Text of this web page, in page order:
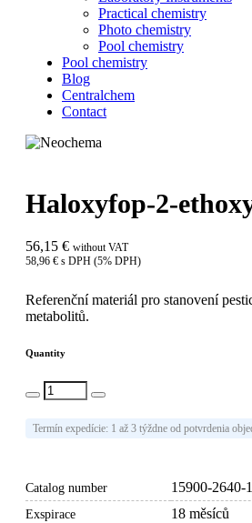
Practical chemistry
Photo chemistry
Pool chemistry
Pool chemistry
Blog
Centralchem
Contact
Haloxyfop-2-
56,15 € without VAT
58,96 € s DPH (5% DPH)
Referenční materiál pro stanovení
metabolitů.
Quantity
Termín expedície: 1 až 3 týždne od potvrdenia
Catalog number 15900-2640-
Exspirace 18 měsíců